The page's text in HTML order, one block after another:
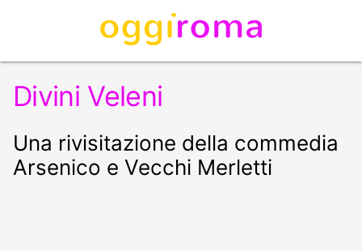
Divini Veleni
Una rivisitazione della commedia
Arsenico e Vecchi Merletti